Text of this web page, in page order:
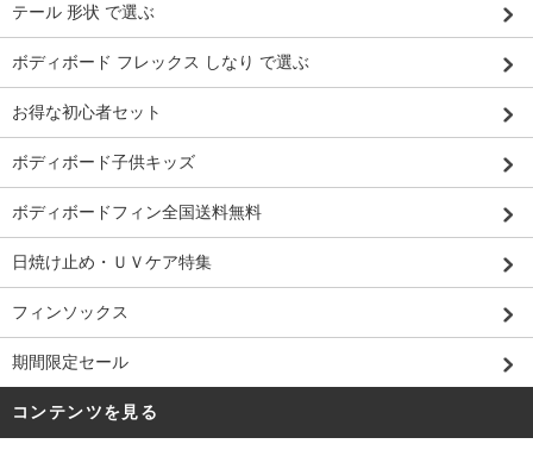
テール 形状 で選ぶ
ボディボード フレックス しなり で選ぶ
お得な初心者セット
ボディボード子供キッズ
ボディボードフィン全国送料無料
日焼け止め・ＵＶケア特集
フィンソックス
期間限定セール
コンテンツを見る